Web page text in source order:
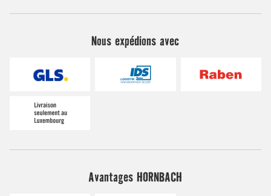
Nous expédions avec
Avantages HORNBACH